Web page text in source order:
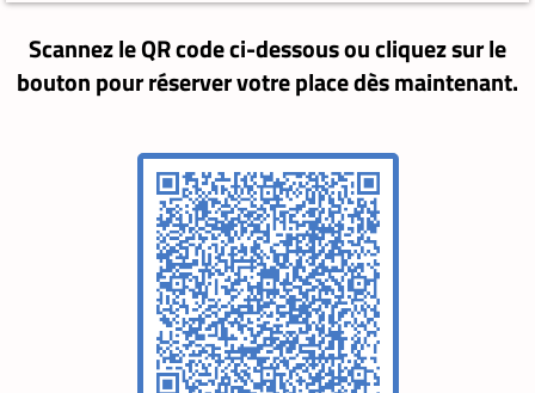
Scannez le QR code ci-dessous ou cliquez sur le
bouton pour réserver votre place dès maintenant.